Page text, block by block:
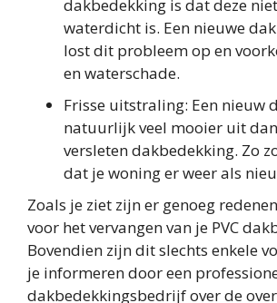
dakbedekking is dat deze
waterdicht is. Een nieuwe
lost dit probleem op en
en waterschade.
Frisse uitstraling: Een nieuw
natuurlijk veel mooier uit
versleten dakbedekking. Zo
dat je woning er weer als
Zoals je ziet zijn er genoeg
voor het vervangen van je PVC
Bovendien zijn dit slechts enkele
je informeren door een
dakbedekkingsbedrijf over de